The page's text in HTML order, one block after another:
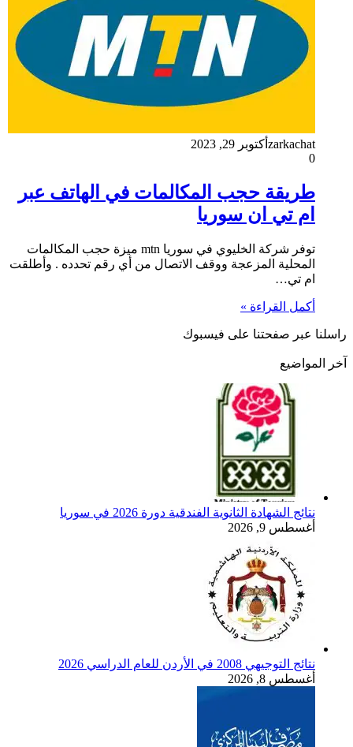
zarkachat أكتوبر 29, 2023
0
طريقة حجب المكالمات في الهاتف عبر
ام تي ان سوريا
توفر شركة الخليوي في سوريا mtn ميزة حجب المكالمات
المحلية المزعجة ووقف الاتصال من أي رقم تحدده . وأطلقت
ام تي…
أكمل القراءة »
راسلنا عبر صفحتنا على فيسبوك
آخر المواضيع
نتائج الشهادة الثانوية الفندقية دورة 2026 في سوريا
أغسطس 9, 2026
نتائج التوجيهي 2008 في الأردن للعام الدراسي 2026
أغسطس 8, 2026